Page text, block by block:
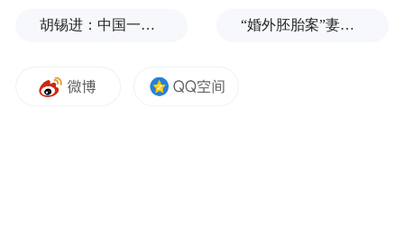
既然利尿的是咖啡因，那么包含咖啡因的奶
胡锡进：中国一天怒回五拳，中美最新较量会走多远？ “婚外胚胎案”妻子：患病期间男方疑似多次有外遇，第三者经营的茶馆距自己家步行仅15分钟